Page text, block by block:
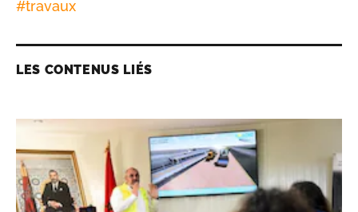
#travaux
LES CONTENUS LIÉS